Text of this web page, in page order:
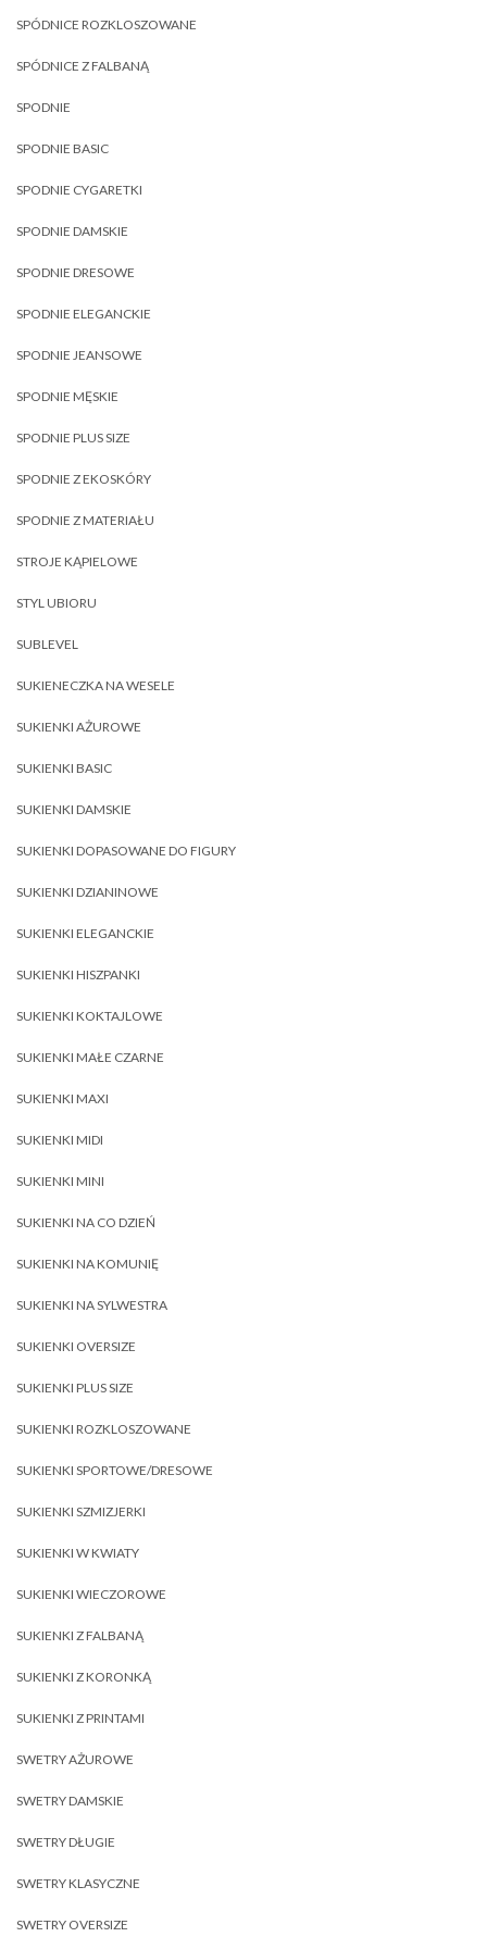
SPÓDNICE ROZKLOSZOWANE
SPÓDNICE Z FALBANĄ
SPODNIE
SPODNIE BASIC
SPODNIE CYGARETKI
SPODNIE DAMSKIE
SPODNIE DRESOWE
SPODNIE ELEGANCKIE
SPODNIE JEANSOWE
SPODNIE MĘSKIE
SPODNIE PLUS SIZE
SPODNIE Z EKOSKÓRY
SPODNIE Z MATERIAŁU
STROJE KĄPIELOWE
STYL UBIORU
SUBLEVEL
SUKIENECZKA NA WESELE
SUKIENKI AŻUROWE
SUKIENKI BASIC
SUKIENKI DAMSKIE
SUKIENKI DOPASOWANE DO FIGURY
SUKIENKI DZIANINOWE
SUKIENKI ELEGANCKIE
SUKIENKI HISZPANKI
SUKIENKI KOKTAJLOWE
SUKIENKI MAŁE CZARNE
SUKIENKI MAXI
SUKIENKI MIDI
SUKIENKI MINI
SUKIENKI NA CO DZIEŃ
SUKIENKI NA KOMUNIĘ
SUKIENKI NA SYLWESTRA
SUKIENKI OVERSIZE
SUKIENKI PLUS SIZE
SUKIENKI ROZKLOSZOWANE
SUKIENKI SPORTOWE/DRESOWE
SUKIENKI SZMIZJERKI
SUKIENKI W KWIATY
SUKIENKI WIECZOROWE
SUKIENKI Z FALBANĄ
SUKIENKI Z KORONKĄ
SUKIENKI Z PRINTAMI
SWETRY AŻUROWE
SWETRY DAMSKIE
SWETRY DŁUGIE
SWETRY KLASYCZNE
SWETRY OVERSIZE